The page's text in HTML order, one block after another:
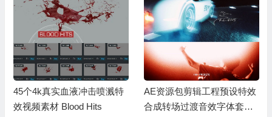
45个4k真实血液冲击喷溅特
效视频素材 Blood Hits
AE资源包剪辑工程预设特效
合成转场过渡音效字体套装